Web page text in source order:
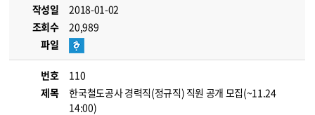
작성일
2018-01-02
조회수
20,989
파일
번호
110
제목
한국철도공사 경력직(정규직) 직원 공개 모집(~11.24
14:00)